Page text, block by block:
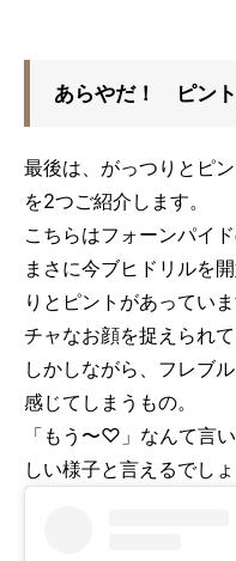
あらやだ！ ピン
最後は、がっつりとピ
を2つご紹介します。
こちらはフォーンパイ
まさに今ブヒドリルを
りとピントがあってい
チャなお顔を捉えられて
しかしながら、フレブ
感じてしまうもの。
「もう〜♡」なんて言
しい様子と言えるでしょ